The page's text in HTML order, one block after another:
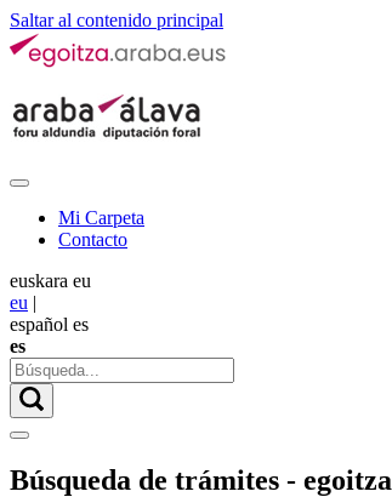
Saltar al contenido principal
Mi Carpeta
Contacto
euskara eu
eu |
español es
es
Búsqueda de trámites - egoitza